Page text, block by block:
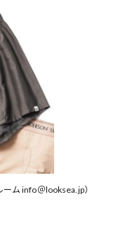
ム info＠looksea.jp）